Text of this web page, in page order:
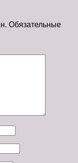
Обязательные